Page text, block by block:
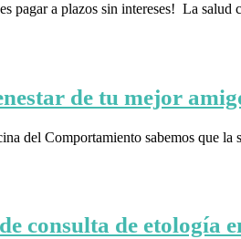
pagar a plazos sin intereses! ⁣ La
de tu mejor
del Comportamiento sabemos que la
consulta de etología